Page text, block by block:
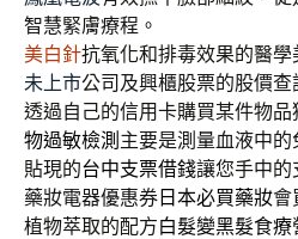
智慧緊膚療程。
美白針抗氧化和排毒效果的醫學
未上市公司及興櫃股票的股價查
透過自己的信用卡購買某件物
物過敏檢測 主要是測量血液中
貼現的台中支票借錢讓您手中的
藥妝電器優惠券 日本必買藥妝會
植物萃取的配方白髮變黑髮食療